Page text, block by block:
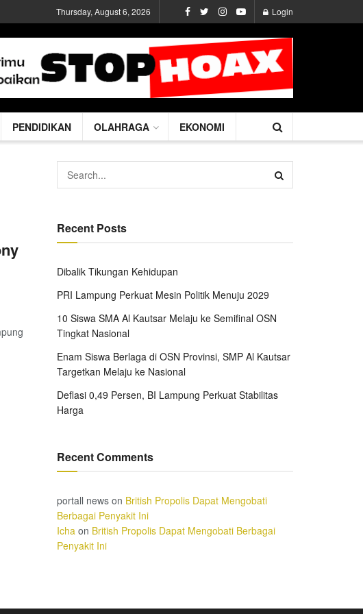
Thursday, August 6, 2026 Login
PENDIDIKAN OLAHRAGA EKONOMI
Recent Posts
Dibalik Tikungan Kehidupan
PRI Lampung Perkuat Mesin Politik Menuju 2029
10 Siswa SMA Al Kautsar Melaju ke Semifinal OSN
Tingkat Nasional
Enam Siswa Berlaga di OSN Provinsi, SMP Al Kautsar
Targetkan Melaju ke Nasional
Deflasi 0,49 Persen, BI Lampung Perkuat Stabilitas
Harga
Recent Comments
portall news on British Propolis Dapat Mengobati
Berbagai Penyakit Ini
Icha on British Propolis Dapat Mengobati Berbagai
Penyakit Ini